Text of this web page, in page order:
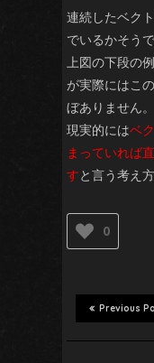
連続したベク
でいるかそう
上図の下段の
が実際にはこ
ぼありません。
現実的にはベ
まっていれば
すと言う考え
0
Previous